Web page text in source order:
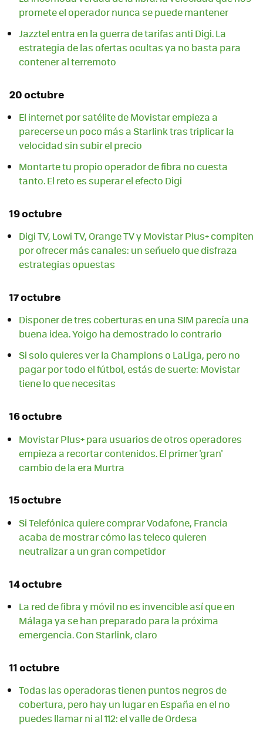
promete el operador nunca se puede mantener
Jazztel entra en la guerra de tarifas anti Digi. La
estrategia de las ofertas ocultas ya no basta para
contener al terremoto
20 octubre
El internet por satélite de Movistar empieza a
parecerse un poco más a Starlink tras triplicar la
velocidad sin subir el precio
Montarte tu propio operador de fibra no cuesta
tanto. El reto es superar el efecto Digi
19 octubre
Digi TV, Lowi TV, Orange TV y Movistar Plus+ compiten
por ofrecer más canales: un señuelo que disfraza
estrategias opuestas
17 octubre
Disponer de tres coberturas en una SIM parecía una
buena idea. Yoigo ha demostrado lo contrario
Si solo quieres ver la Champions o LaLiga, pero no
pagar por todo el fútbol, estás de suerte: Movistar
tiene lo que necesitas
16 octubre
Movistar Plus+ para usuarios de otros operadores
empieza a recortar contenidos. El primer 'gran'
cambio de la era Murtra
15 octubre
Si Telefónica quiere comprar Vodafone, Francia
acaba de mostrar cómo las teleco quieren
neutralizar a un gran competidor
14 octubre
La red de fibra y móvil no es invencible así que en
Málaga ya se han preparado para la próxima
emergencia. Con Starlink, claro
11 octubre
Todas las operadoras tienen puntos negros de
cobertura, pero hay un lugar en España en el no
puedes llamar ni al 112: el valle de Ordesa